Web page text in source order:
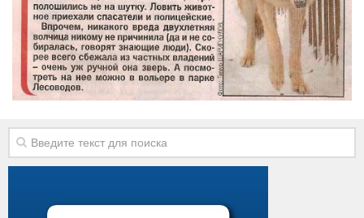
Виды деятельности
Обслуживание опасных производственных объектов
Оказание платных образовательных услуг
УГЗ рекомендует
Памятки населению
Как стать спасателем
Пресс-центр